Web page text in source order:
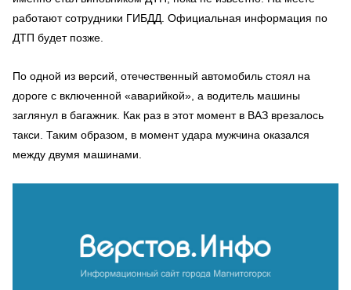
работают сотрудники ГИБДД. Официальная информация по
ДТП будет позже.
По одной из версий, отечественный автомобиль стоял на
дороге с включенной «аварийкой», а водитель машины
заглянул в багажник. Как раз в этот момент в ВАЗ врезалось
такси. Таким образом, в момент удара мужчина оказался
между двумя машинами.